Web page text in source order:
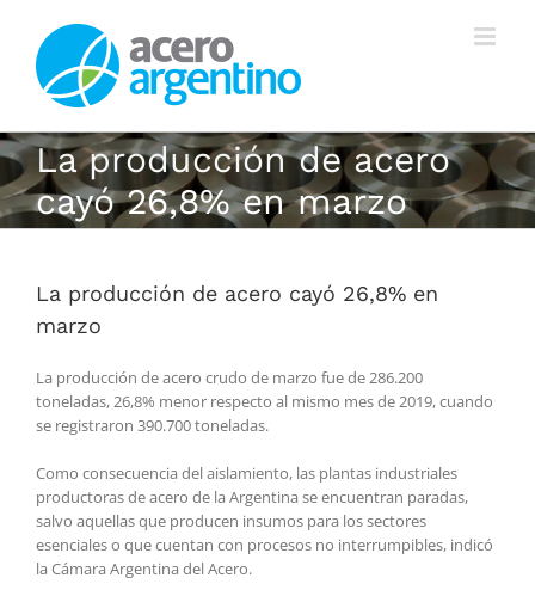
contenido
La producción de acero
cayó 26,8% en marzo
La producción de acero cayó 26,8% en
marzo
La producción de acero crudo de marzo fue de 286.200
toneladas, 26,8% menor respecto al mismo mes de 2019, cuando
se registraron 390.700 toneladas.
Como consecuencia del aislamiento, las plantas industriales
productoras de acero de la Argentina se encuentran paradas,
salvo aquellas que producen insumos para los sectores
esenciales o que cuentan con procesos no interrumpibles, indicó
la Cámara Argentina del Acero.